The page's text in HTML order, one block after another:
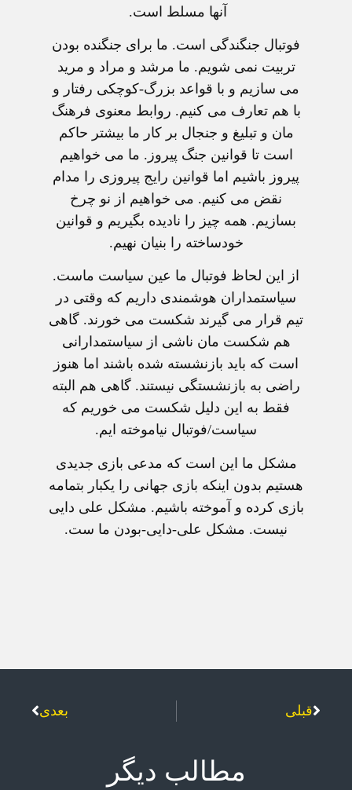
آنها مسلط است.
فوتبال جنگندگی است. ما برای جنگنده بودن
تربيت نمی شويم. ما مرشد و مراد و مريد
می سازيم و با قواعد بزرگ-کوچکی رفتار و
با هم تعارف می کنيم. روابط معنوی فرهنگ
مان و تبليغ و جنجال بر کار ما بيشتر حاکم
است تا قوانين جنگ پيروز. ما می خواهيم
پيروز باشيم اما قوانين رايج پيروزی را مدام
نقض می کنيم. می خواهيم از نو چرخ
بسازيم. همه چيز را ناديده بگيريم و قوانين
خودساخته را بنيان نهيم.
از اين لحاظ فوتبال ما عين سياست ماست.
سياستمداران هوشمندی داريم که وقتی در
تيم قرار می گيرند شکست می خورند. گاهی
هم شکست مان ناشی از سياستمدارانی
است که بايد بازنشسته شده باشند اما هنوز
راضی به بازنشستگی نيستند. گاهی هم البته
فقط به اين دليل شکست می خوريم که
سياست/فوتبال نياموخته ايم.
مشکل ما اين است که مدعی بازی جديدی
هستيم بدون اينکه بازی جهانی را يکبار بتمامه
بازی کرده و آموخته باشيم. مشکل علی دايی
نيست. مشکل علی-دايی-بودن ما ست.
قبلی بعدی
مطالب دیگر